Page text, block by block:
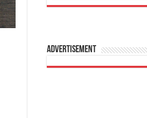
Advertisement